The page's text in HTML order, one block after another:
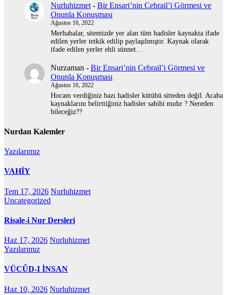
Nurluhizmet - Bir Ensari’nin Cebrail’i Görmesi ve
Onunla Konuşması
Ağustos 16, 2022
Merhabalar, sitemizde yer alan tüm hadisler kaynakta ifade
edilen yerler tetkik edilip paylaşılmıştır. Kaynak olarak
ifade edilen yerler ehli sünnet…
Nurzaman - Bir Ensari’nin Cebrail’i Görmesi ve
Onunla Konuşması
Ağustos 16, 2022
Hocam verdiğiniz bazı hadisler kütübü sitteden değil. Acaba
kaynaklarını belirttiğiniz hadisler sahihi mıdır ? Nereden
bileceğiz??
Nurdan Kalemler
Yazılarımız
VAHİY
Tem 17, 2026 Nurluhizmet
Uncategorized
Risale-i Nur Dersleri
Haz 17, 2026 Nurluhizmet
Yazılarımız
VÜCÛD-I İNSAN
Haz 10, 2026 Nurluhizmet